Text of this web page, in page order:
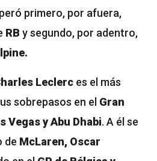
primero, por afuera,
RB y segundo, por adentro,
Leclerc es el más
sobrepasos en el Gran
Vegas y Abu Dhabi. A él se
de McLaren, Oscar